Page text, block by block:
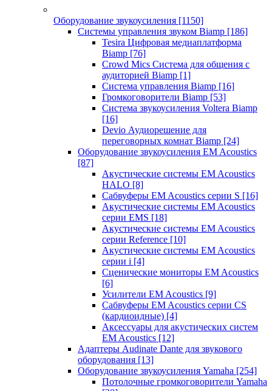
Оборудование звукоусиления [1150]
Системы управления звуком Biamp [186]
Tesira Цифровая медиаплатформа
Biamp [76]
Crowd Mics Система для общения с
аудиторией Biamp [1]
Система управления Biamp [16]
Громкоговорители Biamp [53]
Система звукоусиления Voltera Biamp
[16]
Devio Аудиорешение для
переговорных комнат Biamp [24]
Оборудование звукоусиления EM Acoustics
[87]
Акустические системы EM Acoustics
HALO [8]
Сабвуферы EM Acoustics серии S [16]
Акустические системы EM Acoustics
серии EMS [18]
Акустические системы EM Acoustics
серии Reference [10]
Акустические системы EM Acoustics
серии i [4]
Сценические мониторы EM Acoustics
[6]
Усилители EM Acoustics [9]
Сабвуферы EM Acoustics серии CS
(кардиоидные) [4]
Аксессуары для акустических систем
EM Acoustics [12]
Адаптеры Audinate Dante для звукового
оборудования [13]
Оборудование звукоусиления Yamaha [254]
Потолочные громкоговорители Yamaha